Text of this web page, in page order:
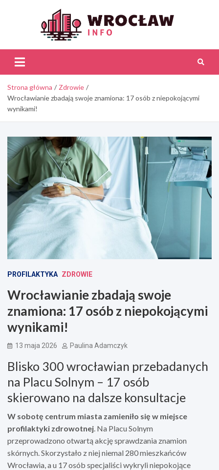
Strona główna
Zdrowie
Wrocławianie zbadają swoje znamiona: 17 osób z niepokojącymi
wynikami!
PROFILAKTYKA ZDROWIE
Wrocławianie zbadają swoje
znamiona: 17 osób z niepokojącymi
wynikami!
13 maja 2026 Paulina Adamczyk
Blisko 300 wrocławian przebadanych
na Placu Solnym – 17 osób
skierowano na dalsze konsultacje
W sobotę centrum miasta zamieniło się w miejsce
profilaktyki zdrowotnej. Na Placu Solnym
przeprowadzono otwartą akcję sprawdzania znamion
skórnych. Skorzystało z niej niemal 280 mieszkańców
Wrocławia, a u 17 osób specjaliści wykryli niepokojące